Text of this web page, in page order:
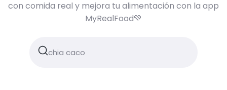
con comida real y mejora tu alimentación con la app
MyRealFood💚